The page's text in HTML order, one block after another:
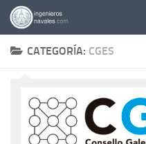
Saltar al contenido
CATEGORÍA: CGES